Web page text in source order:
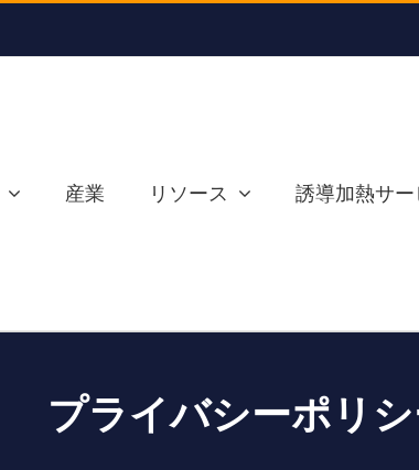
産業 リソース 誘導加熱サー
プライバシーポリ